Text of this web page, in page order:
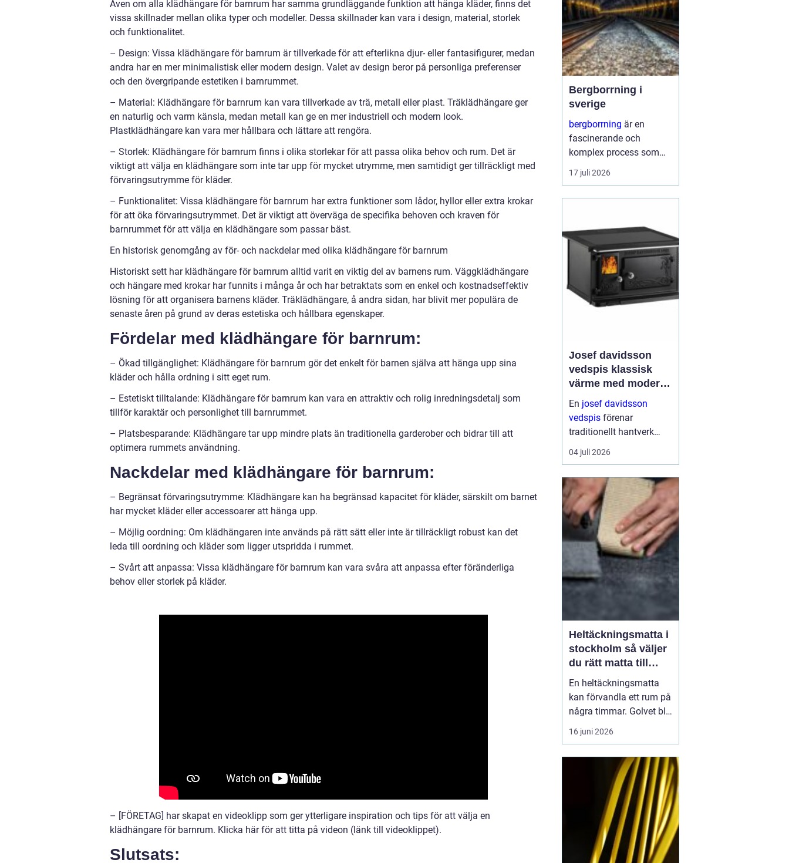
Även om alla klädhängare för barnrum har samma grundläggande funktion att hänga kläder, finns det
vissa skillnader mellan olika typer och modeller. Dessa skillnader kan vara i design, material, storlek
och funktionalitet.
– Design: Vissa klädhängare för barnrum är tillverkade för att efterlikna djur- eller fantasifigurer, medan
andra har en mer minimalistisk eller modern design. Valet av design beror på personliga preferenser
och den övergripande estetiken i barnrummet.
– Material: Klädhängare för barnrum kan vara tillverkade av trä, metall eller plast. Träklädhängare ger
en naturlig och varm känsla, medan metall kan ge en mer industriell och modern look.
Plastklädhängare kan vara mer hållbara och lättare att rengöra.
– Storlek: Klädhängare för barnrum finns i olika storlekar för att passa olika behov och rum. Det är
viktigt att välja en klädhängare som inte tar upp för mycket utrymme, men samtidigt ger tillräckligt med
förvaringsutrymme för kläder.
– Funktionalitet: Vissa klädhängare för barnrum har extra funktioner som lådor, hyllor eller extra krokar
för att öka förvaringsutrymmet. Det är viktigt att överväga de specifika behoven och kraven för
barnrummet för att välja en klädhängare som passar bäst.
En historisk genomgång av för- och nackdelar med olika klädhängare för barnrum
Historiskt sett har klädhängare för barnrum alltid varit en viktig del av barnens rum. Väggklädhängare
och hängare med krokar har funnits i många år och har betraktats som en enkel och kostnadseffektiv
lösning för att organisera barnens kläder. Träklädhängare, å andra sidan, har blivit mer populära de
senaste åren på grund av deras estetiska och hållbara egenskaper.
Fördelar med klädhängare för barnrum:
– Ökad tillgänglighet: Klädhängare för barnrum gör det enkelt för barnen själva att hänga upp sina
kläder och hålla ordning i sitt eget rum.
– Estetiskt tilltalande: Klädhängare för barnrum kan vara en attraktiv och rolig inredningsdetalj som
tillför karaktär och personlighet till barnrummet.
– Platsbesparande: Klädhängare tar upp mindre plats än traditionella garderober och bidrar till att
optimera rummets användning.
Nackdelar med klädhängare för barnrum:
– Begränsat förvaringsutrymme: Klädhängare kan ha begränsad kapacitet för kläder, särskilt om barnet
har mycket kläder eller accessoarer att hänga upp.
– Möjlig oordning: Om klädhängaren inte används på rätt sätt eller inte är tillräckligt robust kan det
leda till oordning och kläder som ligger utspridda i rummet.
– Svårt att anpassa: Vissa klädhängare för barnrum kan vara svåra att anpassa efter föränderliga
behov eller storlek på kläder.
– [FÖRETAG] har skapat en videoklipp som ger ytterligare inspiration och tips för att välja en
klädhängare för barnrum. Klicka här för att titta på videon (länk till videoklippet).
Slutsats:
Bergborrning i
sverige
bergborrning är en
fascinerande och
komplex process som
innefattar att borra
genom sten och
av stabila fundament
för...
17 juli 2026
Josef davidsson
vedspis klassisk
värme med modern
funktion
En josef davidsson
vedspis förenar
traditionellt hantverk
med dagens krav på
effektiv, trygg och
uppvärmning. Många
uppskattar känslan av
en levande eld i köket,...
04 juli 2026
Heltäckningsmatta i
stockholm så väljer
du rätt matta till
hem och kontor
En heltäckningsmatta
kan förvandla ett rum på
några timmar. Golvet blir
mjukare, ljudnivån
sjunker och hela miljön
Stockholm syns trenden
tydligt både i hem och
på kontor. Samtidigt har
många kvar en gammal
bild av heltäckningsma...
16 juni 2026